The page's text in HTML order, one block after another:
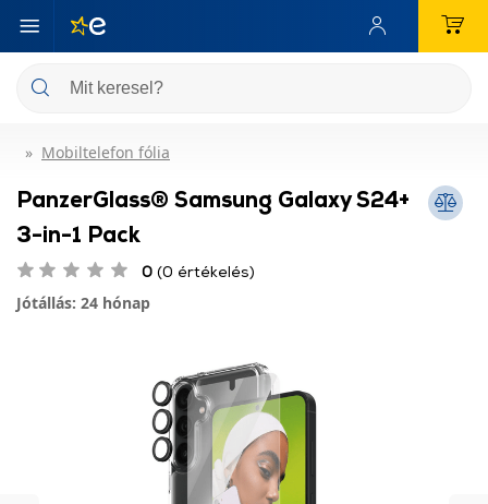
Mobiltelefon fólia
PanzerGlass® Samsung Galaxy S24+
3-in-1 Pack
0 (0 értékelés)
Jótállás: 24 hónap